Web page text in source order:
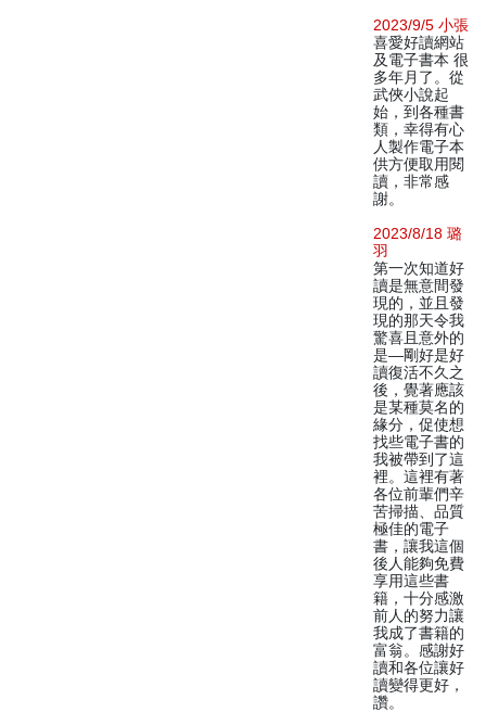
2023/9/5 小張
喜愛好讀網站
及電子書本 很
多年月了。從
武俠小說起
始，到各種書
類，幸得有心
人製作電子本
供方便取用閱
讀，非常感
謝。
2023/8/18 璐
羽
第一次知道好
讀是無意間發
現的，並且發
現的那天令我
驚喜且意外的
是—剛好是好
讀復活不久之
後，覺著應該
是某種莫名的
緣分，促使想
找些電子書的
我被帶到了這
裡。這裡有著
各位前輩們辛
苦掃描、品質
極佳的電子
書，讓我這個
後人能夠免費
享用這些書
籍，十分感激
前人的努力讓
我成了書籍的
富翁。感謝好
讀和各位讓好
讀變得更好，
讚。